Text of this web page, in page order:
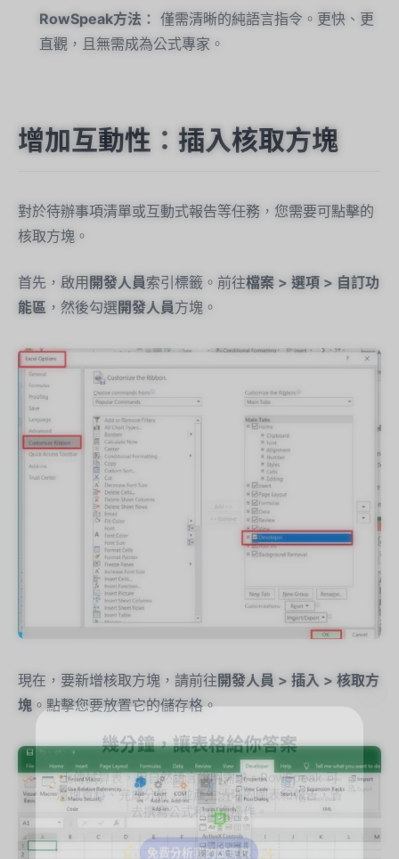
RowSpeak方法： 僅需清晰的純語言指令。更快、更
直觀，且無需成為公式專家。
增加互動性：插入核取方塊
對於待辦事項清單或互動式報告等任務，您需要可點擊的
核取方塊。
首先，啟用開發人員索引標籤。前往檔案 > 選項 > 自訂功
能區 ，然後勾選開發人員方塊。
現在，要新增核取方塊，請前往開發人員 > 插入 > 核取方
塊 。點擊您要放置它的儲存格。
上傳試算表，用自然語言說明需求。RowSpeak 可
清理資料、完成分析，並產生清晰的圖表和報告，省
去撰寫公式和重複操作。
✨ 免費分析我的試算表 ✨